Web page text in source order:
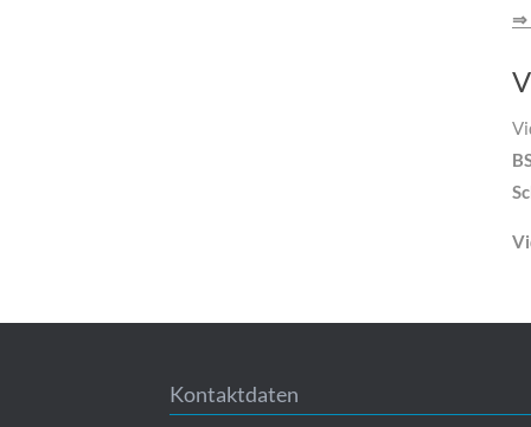
⇒
Kontaktdaten